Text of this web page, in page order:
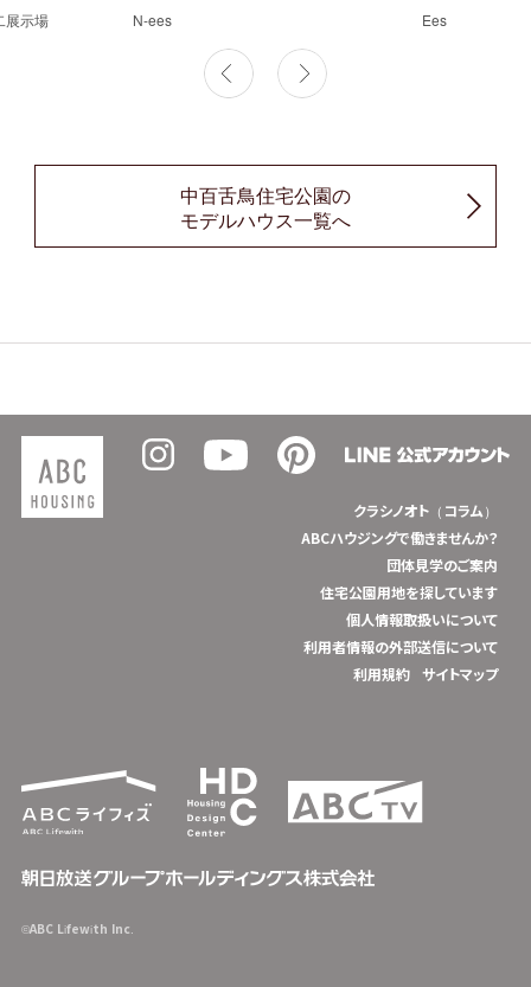
示場 N-ees Ees
中百舌鳥住宅公園の
モデルハウス一覧へ
クラシノオト（コラム）
ABCハウジングで働きませんか？
団体見学のご案内
住宅公園用地を探しています
個人情報取扱いについて
利用者情報の外部送信について
利用規約
サイトマップ
©ABC Lifewith Inc.